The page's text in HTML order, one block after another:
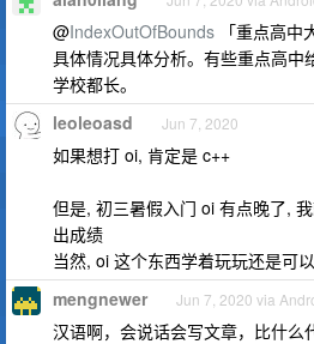
@IndexOutOfBounds 「重点高
具体情况具体分析。有些重点高中
学校都长。
leoleoasd Jun 7, 2020
如果想打 oi, 肯定是 c++
但是, 初三暑假入门 oi 有点晚了,
出成绩
当然, oi 这个东西学着玩玩还是可
mengnewer Jun 7, 2020 via
汉语啊，会说话会写文章，比什么